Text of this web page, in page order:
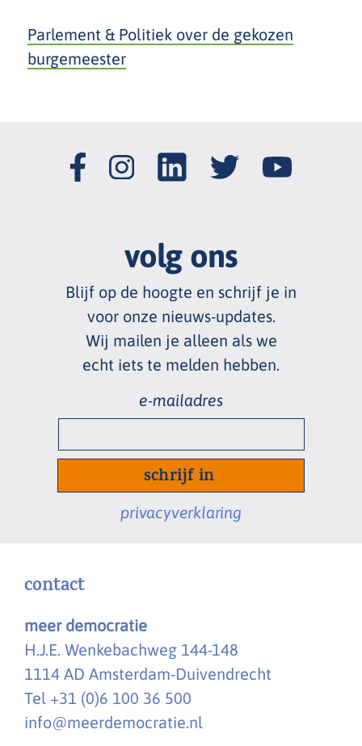
Parlement & Politiek over de gekozen
burgemeester
volg ons
Blijf op de hoogte en schrijf je in
voor onze nieuws-updates.
Wij mailen je alleen als we
echt iets te melden hebben.
mailadres
privacyverklaring
contact
meer democratie
H.J.E. Wenkebachweg 144-148
1114 AD Amsterdam-Duivendrecht
Tel +31 (0)6 100 36 500
info@meerdemocratie.nl